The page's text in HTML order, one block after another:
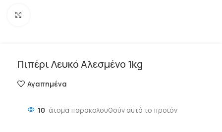
Πιπέρι Λευκό Αλεσμένο 1kg
Αγαπημένα
10 άτομα παρακολουθούν αυτό το προϊόν